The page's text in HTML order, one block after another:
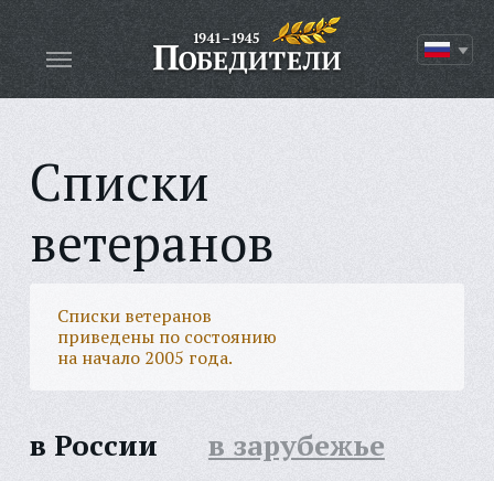
Списки
ветеранов
Списки ветеранов
приведены по состоянию
на начало 2005 года.
в России в зарубежье